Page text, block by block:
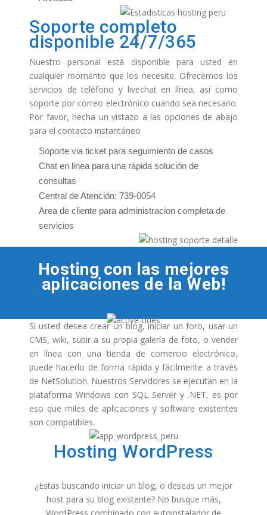
Soporte completo
disponible 24/7/365
Nuestro personal está disponible para usted en
cualquier momento que los necesite. Ofrecemos los
servicios de teléfono y livechat en línea, así como
soporte por correo electrónico cuando sea necesario.
Por favor, hecha un vistazo a las opciones de abajo
para el contacto instantáneo
Soporte via ticket para seguimiento de casos
Chat en linea para una rápida solución de
consultas
Central de Atención: 739-0054
Area de cliente para administracion completa de
servicios
Hosting con las mejores
aplicaciones de la Web!
Si usted desea crear un blog, iniciar un foro, usar un
CMS, wiki, subir a su propia galería de foto, o vender
en línea con una tienda de comercio electrónico,
puede hacerlo de forma rápida y fácilmente a través
de NetSolution. Nuestros Servidores se ejecutan en la
plataforma Windows con SQL Server y .NET, es por
eso que miles de aplicaciones y software existentes
son compatibles.
Hosting WordPress
¿Estas buscando iniciar un blog, o deseas un mejor
host para su blog existente? No busque más,